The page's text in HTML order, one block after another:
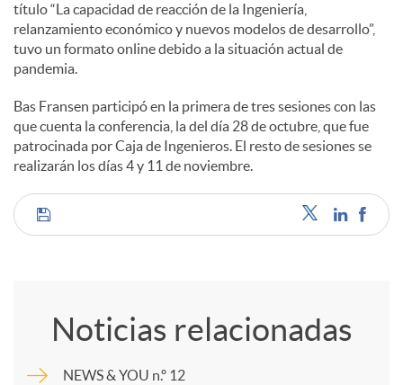
s
título “La capacidad de reacción de la Ingeniería,
relanzamiento económico y nuevos modelos de desarrollo”,
tuvo un formato online debido a la situación actual de
pandemia.
Bas Fransen participó en la primera de tres sesiones con las
que cuenta la conferencia, la del día 28 de octubre, que fue
patrocinada por Caja de Ingenieros. El resto de sesiones se
realizarán los días 4 y 11 de noviembre.
C
m
Noticias relacionadas
NEWS & YOU n.º 12